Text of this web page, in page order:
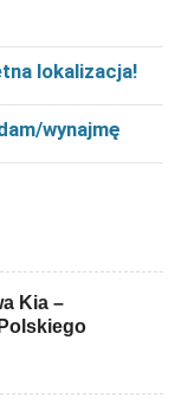
lokalizacja!
wynajmę
Kia –